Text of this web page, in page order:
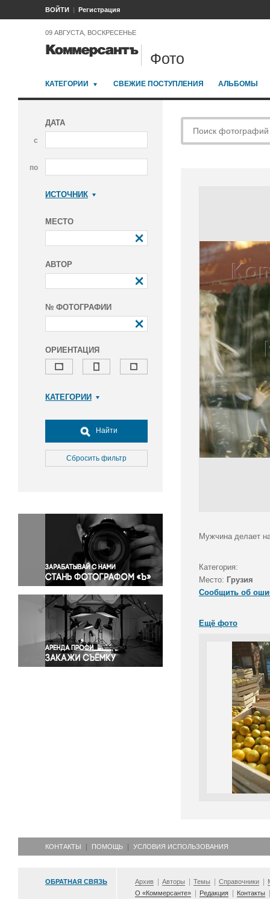
ВОЙТИ Регистрация
09 АВГУСТА, ВОСКРЕСЕНЬЕ
Фото
КАТЕГОРИИ СВЕЖИЕ ПОСТУПЛЕНИЯ АЛЬБОМЫ
ДАТА
с
по
ИСТОЧНИК
МЕСТО
АВТОР
№ ФОТОГРАФИИ
ОРИЕНТАЦИЯ
КАТЕГОРИИ
Досуг, туризм и отдых
Культура
Медицина
Окружающая среда
Политика
Правосудие
Происшествия и конфликты
Религия
Светская жизнь
Спорт
Экология
Экономика и бизнес
Найти
Сбросить фильтр
Мужчина делает
Категория:
Место: Грузия
Сообщить об
Ещё фото
КОНТАКТЫ ПОМОЩЬ УСЛОВИЯ ИСПОЛЬЗОВАНИЯ
ОБРАТНАЯ СВЯЗЬ Архив Авторы Темы Справочники
О «Коммерсанте»
Редакция Контакты